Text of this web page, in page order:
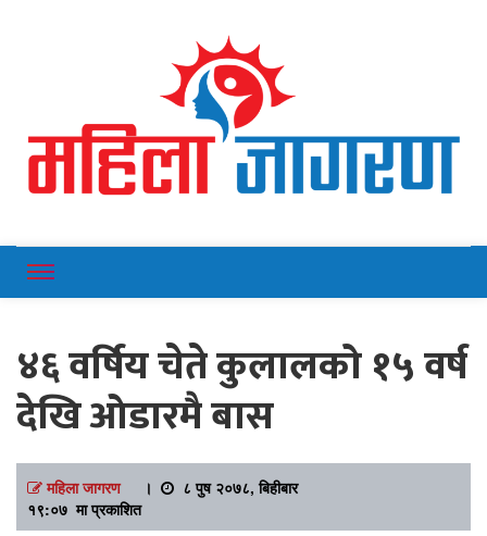
Mahilajagaran
४६ वर्षिय चेते कुलालको १५ वर्ष
देखि ओडारमै बास
महिला जागरण।
८ पुष २०७८, बिहीबार
१९:०७ मा प्रकाशित